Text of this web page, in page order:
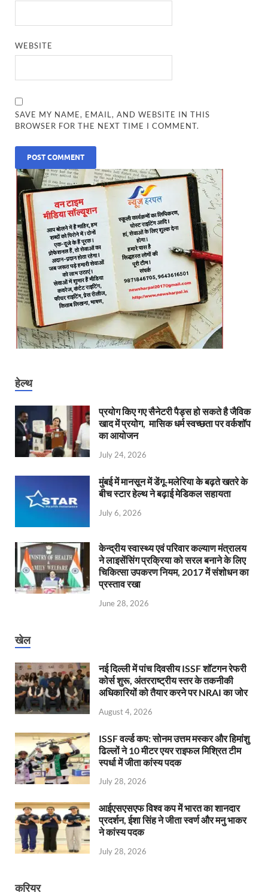
WEBSITE
SAVE MY NAME, EMAIL, AND WEBSITE IN THIS
BROWSER FOR THE NEXT TIME I COMMENT.
हेल्थ
प्रयोग किए गए सैनेटरी पैड्स हो सकते है जैविक
खाद में प्रयोग, मासिक धर्म स्वच्छता पर वर्कशॉप
का आयोजन
July 24, 2026
मुंबई में मानसून में डेंगू-मलेरिया के बढ़ते खतरे के
बीच स्टार हेल्थ ने बढ़ाई मेडिकल सहायता
July 6, 2026
केन्‍द्रीय स्वास्थ्य एवं परिवार कल्याण मंत्रालय
ने लाइसेंसिंग प्रक्रिया को सरल बनाने के लिए
चिकित्सा उपकरण नियम, 2017 में संशोधन का
प्रस्ताव रखा
June 28, 2026
खेल
नई दिल्ली में पांच दिवसीय ISSF शॉटगन रेफरी
कोर्स शुरू, अंतरराष्ट्रीय स्तर के तकनीकी
अधिकारियों को तैयार करने पर NRAI का जोर
August 4, 2026
ISSF वर्ल्ड कप: सोनम उत्तम मस्कर और हिमांशु
ढिल्लों ने 10 मीटर एयर राइफल मिश्रित टीम
स्पर्धा में जीता कांस्य पदक
July 28, 2026
आईएसएसएफ विश्व कप में भारत का शानदार
प्रदर्शन, ईशा सिंह ने जीता स्वर्ण और मनु भाकर
ने कांस्य पदक
July 28, 2026
करियर